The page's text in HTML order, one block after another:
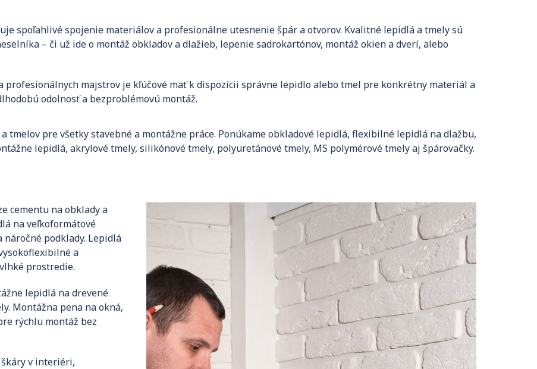
spoľahlivé spojenie materiálov a profesionálne utesnenie špár a otvorov. Kvalitné lepidlá a tmely sú
– či už ide o montáž obkladov a dlažieb, lepenie sadrokartónov, montáž okien a dverí, alebo
profesionálnych majstrov je kľúčové mať k dispozícii správne lepidlo alebo tmel pre konkrétny materiál a
odolnosť a bezproblémovú montáž.
tmelov pre všetky stavebné a montážne práce. Ponúkame obkladové lepidlá, flexibilné lepidlá na dlažbu,
lepidlá, akrylové tmely, silikónové tmely, polyuretánové tmely, MS polymérové tmely aj špárovačky.
cementu na obklady a
na veľkoformátové
náročné podklady. Lepidlá
a
prostredie.
lepidlá na drevené
Montážna pena na okná,
rýchlu montáž bez
v interiéri,